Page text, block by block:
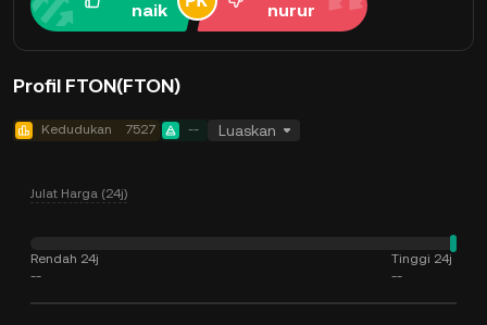
naik
nurun
Profil FTON(FTON)
Kedudukan 7527 -- Luaskan
Julat Harga (24j)
Rendah 24j
--
Tinggi 24j
--